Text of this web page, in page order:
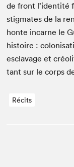
de front l’identité
stig­mates de la
honte incar­ne le
his­toire :
esclavage et
tant sur le corps
Récits